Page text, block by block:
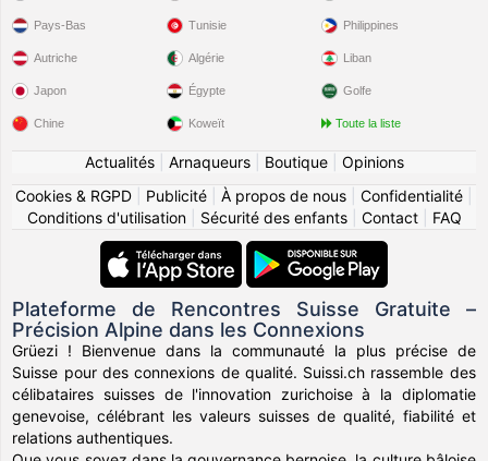
Pays-Bas
Autriche
Japon
Chine
Tunisie
Algérie
Égypte
Koweït
Philippines
Liban
Golfe
Toute la liste
Actualités| Arnaqueurs| Boutique| Opinions
Cookies & RGPD
Publicité À propos de nous Confidentialité
Conditions d'utilisation| Sécurité des enfants| Contact| FAQ
Plateforme de Rencontres Suisse Gratuite –
Précision Alpine dans les Connexions
Grüezi ! Bienvenue dans la communauté la plus précise de
Suisse pour des connexions de qualité. Suissi.ch rassemble des
célibataires suisses de l'innovation zurichoise à la diplomatie
genevoise, célébrant les valeurs suisses de qualité, fiabilité et
relations authentiques.